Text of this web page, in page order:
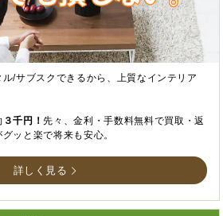
/サブスクできるから、上質なインテリア
３千円！先々、金利・手数料無料で買取・返
ッと楽で将来も安心。
詳しく見る